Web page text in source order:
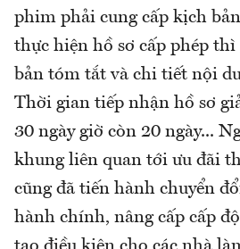
phim phải cung cấp kịch
thực hiện hồ sơ cấp phép
bản tóm tắt và chi tiết nội
Thời gian tiếp nhận hồ sơ
30 ngày giờ còn 20 ngày...
khung liên quan tới ưu đãi
cũng đã tiến hành chuyển
hành chính, nâng cấp cấp